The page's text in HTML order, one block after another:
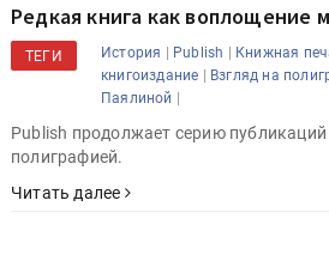
Редкая книга как воплощение
ТЕГИ История | Publish | Книжная
книгоиздание | Взгляд на
Паялиной |
Publish продолжает серию
полиграфией.
Читать далее